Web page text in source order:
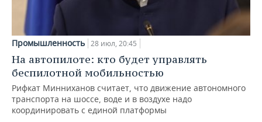
Промышленность 28 июл, 20:45
На автопилоте: кто будет управлять
беспилотной мобильностью
Рифкат Минниханов считает, что движение автономного
транспорта на шоссе, воде и в воздухе надо
координировать с единой платформы